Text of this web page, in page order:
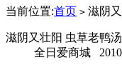
当前位置:首页 > 滋阴
滋阴又壮阳 虫草老鸭汤
全日爱商城